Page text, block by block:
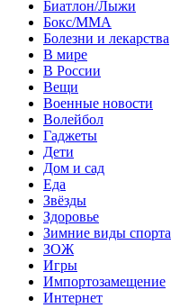
Биатлон/Лыжи
Бокс/MMA
Болезни и лекарства
В мире
В России
Вещи
Военные новости
Волейбол
Гаджеты
Дети
Дом и сад
Еда
Звёзды
Здоровье
Зимние виды спорта
ЗОЖ
Игры
Импортозамещение
Интернет